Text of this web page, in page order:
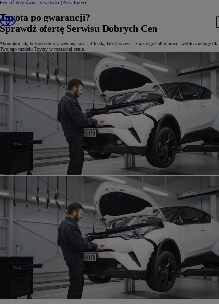
Przejdź do głównej zawartości (Press Enter)
Toyota po gwarancji?
Sprawdź ofertę Serwisu Dobrych Cen
Skontaktuj się bezpośrednio z wybraną stacją dilerską lub skorzystaj z naszego kalkulatora i wybierz usługę dla
Twojego modelu Toyoty w rozsądnej cenie.